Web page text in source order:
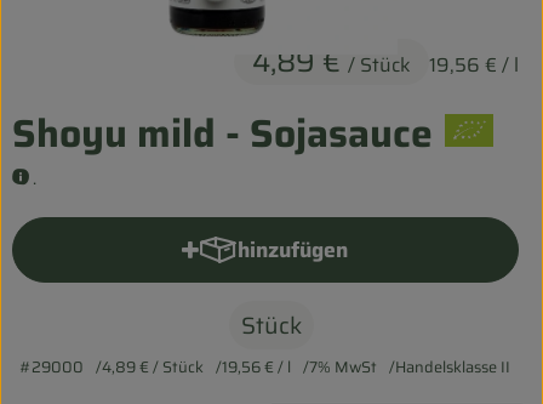
Vorratskammer
Kosmetik
Biohof erleben
Shoyu mild - Sojasauce
.
4,89 € / Stück 19,56 € / l
hinzufügen
Produkt zum Warenkorb
Stück
#29000 4,89 €/ Stück 19,56 €/ l 7% MwSt Handelsklasse II